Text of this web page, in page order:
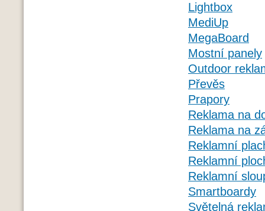
Lightbox
MediUp
MegaBoard
Mostní panely
Outdoor
Převěs
Prapory
Reklama na
Reklama na
Reklamní
Reklamní
Reklamní
Smartboardy
Světelná